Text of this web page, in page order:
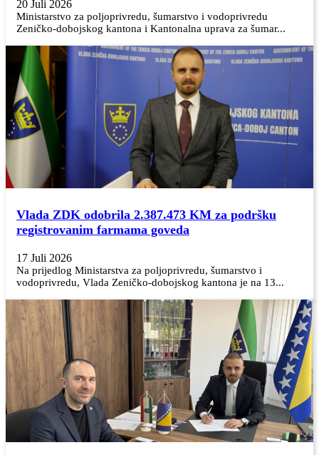
20 Juli 2026
Ministarstvo za poljoprivredu, šumarstvo i vodoprivredu
Zeničko-dobojskog kantona i Kantonalna uprava za šumar...
Vlada ZDK odobrila 2.387.473 KM za podršku
registrovanim farmama goveda
17 Juli 2026
Na prijedlog Ministarstva za poljoprivredu, šumarstvo i
vodoprivredu, Vlada Zeničko-dobojskog kantona je na 13...